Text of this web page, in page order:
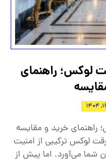
راهنمای
خرید و مقایسه
لوکس ترکیبی از امنیت
شما می‌آورد. اما پیش از